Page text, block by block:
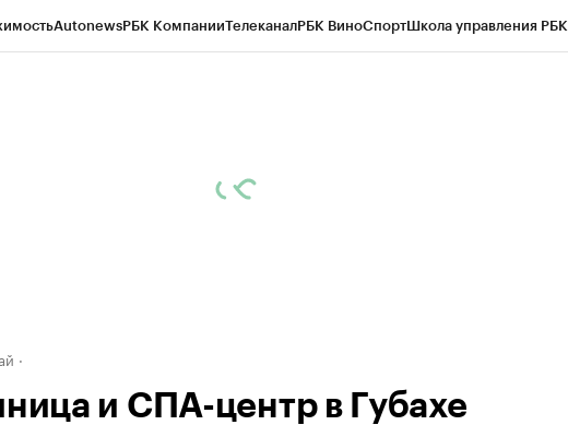
AutonewsРБК КомпанииТелеканалРБК ВиноСпортШкола управления РБК
и СПА-центр в Губахе